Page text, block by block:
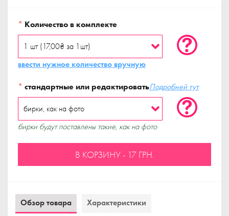
* Количество в комплекте
ввести нужное количество вручную
* стандартные или редактироватьПодробней тут
бирки будут поставлены такие, как на фото
В КОРЗИНУ - 17 ГРН.
Обзор товара Характеристики